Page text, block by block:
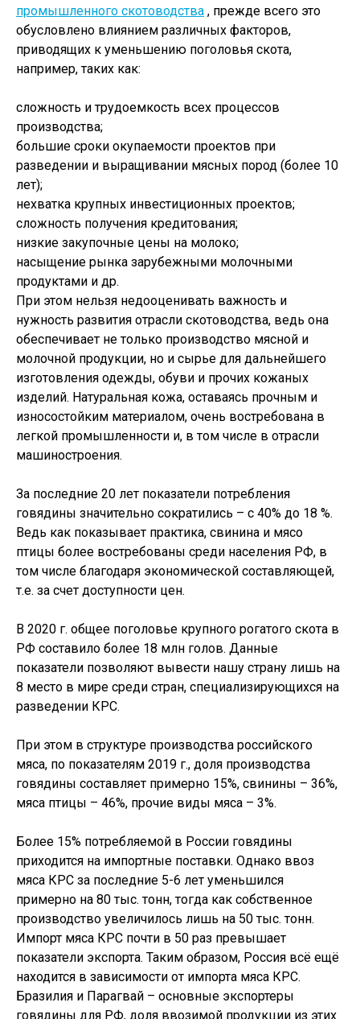
промышленного скотоводства , прежде всего это
обусловлено влиянием различных факторов,
приводящих к уменьшению поголовья скота,
например, таких как:
сложность и трудоемкость всех процессов
производства;
большие сроки окупаемости проектов при
разведении и выращивании мясных пород (более 10
лет);
нехватка крупных инвестиционных проектов;
сложность получения кредитования;
низкие закупочные цены на молоко;
насыщение рынка зарубежными молочными
продуктами и др.
При этом нельзя недооценивать важность и
нужность развития отрасли скотоводства, ведь она
обеспечивает не только производство мясной и
молочной продукции, но и сырье для дальнейшего
изготовления одежды, обуви и прочих кожаных
изделий. Натуральная кожа, оставаясь прочным и
износостойким материалом, очень востребована в
легкой промышленности и, в том числе в отрасли
машиностроения.
За последние 20 лет показатели потребления
говядины значительно сократились – с 40% до 18 %.
Ведь как показывает практика, свинина и мясо
птицы более востребованы среди населения РФ, в
том числе благодаря экономической составляющей,
т.е. за счет доступности цен.
В 2020 г. общее поголовье крупного рогатого скота в
РФ составило более 18 млн голов. Данные
показатели позволяют вывести нашу страну лишь на
8 место в мире среди стран, специализирующихся на
разведении КРС.
При этом в структуре производства российского
мяса, по показателям 2019 г., доля производства
говядины составляет примерно 15%, свинины – 36%,
мяса птицы – 46%, прочие виды мяса – 3%.
Более 15% потребляемой в России говядины
приходится на импортные поставки. Однако ввоз
мяса КРС за последние 5-6 лет уменьшился
примерно на 80 тыс. тонн, тогда как собственное
производство увеличилось лишь на 50 тыс. тонн.
Импорт мяса КРС почти в 50 раз превышает
показатели экспорта. Таким образом, Россия всё ещё
находится в зависимости от импорта мяса КРС.
Бразилия и Парагвай – основные экспортеры
говядины для РФ, доля ввозимой продукции из этих